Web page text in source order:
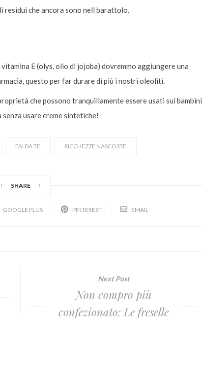
residui che ancora sono nell barattolo.
E (olys, olio di jojoba) dovremmo aggiungere una
questo per far durare di più i nostri oleoliti.
che possono tranquillamente essere usati sui bambini
usare creme sintetiche!
FAI DA TE RICCHEZZE NASCOSTE
SHARE
GOOGLE PLUS PINTEREST EMAIL
Next Post
Non compro più
confezionato: Le freselle